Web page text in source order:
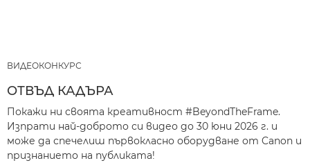
ВИДЕОКОНКУРС
ОТВЪД КАДЪРА
Покажи ни своята креативност #BeyondTheFrame.
Изпрати най-доброто си видео до 30 юни 2026 г. и
може да спечелиш първокласно оборудване от Canon и
признанието на публиката!